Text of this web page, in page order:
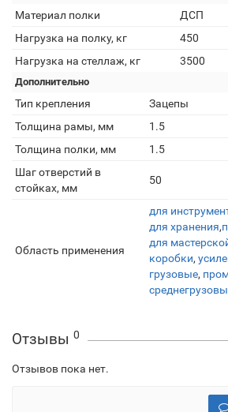
Материал полки
ДСП
Нагрузка на полку, кг
450
Нагрузка на стеллаж, кг
3500
Дополнительно
Тип крепления
Зацепы
Толщина рамы, мм
1.5
Толщина полки, мм
1.5
Шаг отверстий в
стойках, мм
50
Область применения
для
для хранения,
для
коробки,
грузовые,
Отзывы 0
Отзывов пока нет.